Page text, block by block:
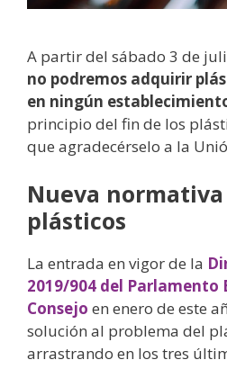
A partir del sábado 3 de
no podremos adquirir
en ningún
principio del fin de los
que agradecérselo a la
Nueva
plásticos
La entrada en vigor de la
2019/904 del Parlamento
Consejo en enero de este
solución al problema del
arrastrando en los tres